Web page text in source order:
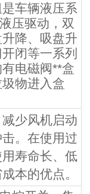
车辆液压系
压驱动，双
降、吸盘升
闭等一系列
电磁阀**盒
物进入盒
少风机启动
。在使用过
寿命长、低
本的优点。